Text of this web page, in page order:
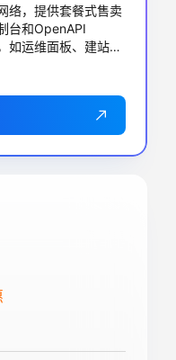
络，提供套餐式售卖
台和OpenAPI
提供热门镜像预装，如运维面板、建站、AI应用等